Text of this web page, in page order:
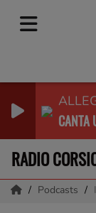
CANTA
RADIO
Podcasts